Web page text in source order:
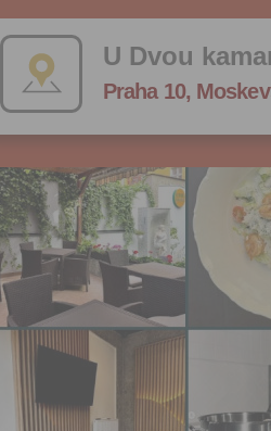
U Dvou
Praha 10,